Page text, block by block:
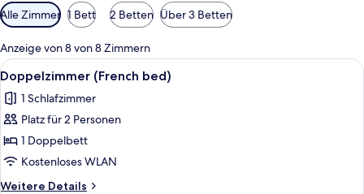
Verfügbare
Filter
für
Zimmer
Alle Zimmer 1 Bett 2 Betten Über 3 Betten
Anzeige von 8 von 8 Zimmern
Alle
Fotos
für
Doppelzimmer
(French
bed)
anzeigen
Ein Hotelzimmer mit einem großen
4
Doppelzimmer (French bed)
1 Schlafzimmer
Platz für 2 Personen
1 Doppelbett
Kostenloses WLAN
Weitere Details
Weitere